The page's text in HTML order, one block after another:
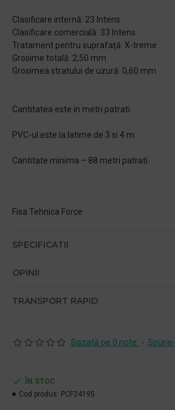
Clasificare internă: 23 Intens
Clasificare comercială: 33 Intens
Tratament pentru suprafață: X-treme
Grosime totală: 2,50 mm
Grosimea stratului de uzură: 0,60 mm
Cantitatea este in metri patrati.
PVC-ul este la latime de 3 si 4 m.
Cantitate minima – 88 metri patrati.
Fisa Tehnica Force
SPECIFICATII
OPINII
TRANSPORT RAPID
Bazată pe 0 note. -
ÎN STOC
Cod produs: PCF24195